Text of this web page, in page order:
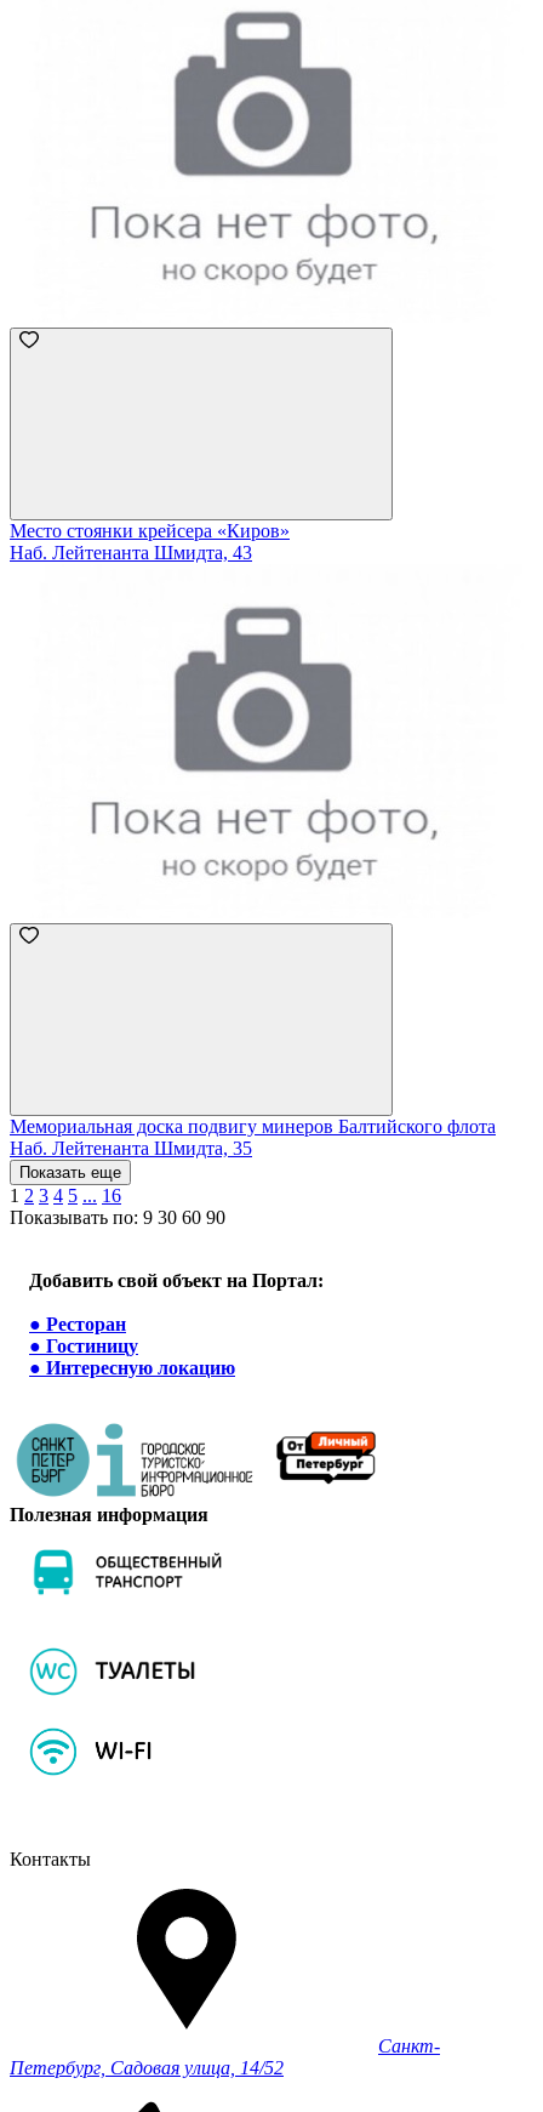
Место стоянки крейсера «Киров»
Наб. Лейтенанта Шмидта, 43
Мемориальная доска подвигу минеров Балтийского флота
Наб. Лейтенанта Шмидта, 35
Показать еще
1 2 3 4 5 ... 16
Показывать по: 9 30 60 90
Добавить свой объект на Портал:
● Ресторан
● Гостиницу
● Интересную локацию
Полезная информация
Контакты
Санкт-
Петербург, Садовая улица, 14/52